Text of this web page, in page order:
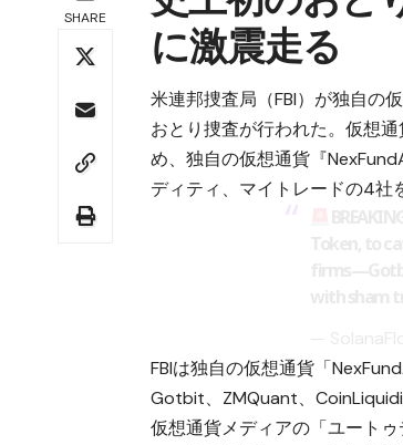
SHARE
に激震走る
米連邦捜査局（FBI）が独自の
おとり捜査が行われた。仮想
め、独自の仮想通貨『
ディティ、マイトレードの4社
FBIは独自の仮想通貨「
Gotbit、ZMQuant、
仮想通貨メディアの「ユート